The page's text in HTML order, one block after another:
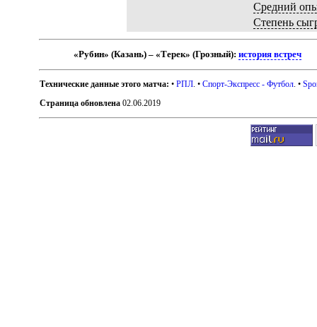
Средний
Степень
«Рубин» (Казань) – «Терек» (Грозный):история встреч
Технические данные этого матча: •РПЛ . •Спорт-Экспресс - Футбол . •
Страница обновлена 02.06.2019